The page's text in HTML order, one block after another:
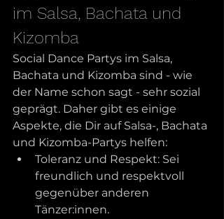
im Salsa, Bachata und
Kizomba
Social Dance Partys im Salsa,
Bachata und Kizomba sind - wie
der Name schon sagt - sehr sozial
geprägt. Daher gibt es einige
Aspekte, die Dir auf Salsa-, Bachata
und Kizomba-Partys helfen:
Toleranz und Respekt: Sei
freundlich und respektvoll
gegenüber anderen
Tänzer:innen.